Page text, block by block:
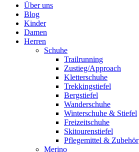
Über uns
Blog
Kinder
Damen
Herren
Schuhe
Trailrunning
Zustieg/Approach
Kletterschuhe
Trekkingstiefel
Bergstiefel
Wanderschuhe
Winterschuhe & Stiefel
Freizeitschuhe
Skitourenstiefel
Pflegemittel & Zubehör
Merino